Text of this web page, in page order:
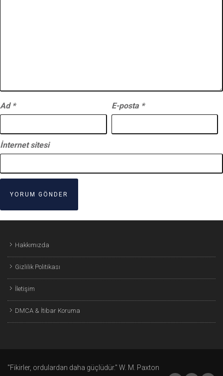
Ad * E-posta *
İnternet sitesi
Hakkımızda
Gizlilik Politikası
İletişim
DMCA & İtibar Koruma
"Fikirler, ordulardan daha güçlüdür." W. M. Paxton